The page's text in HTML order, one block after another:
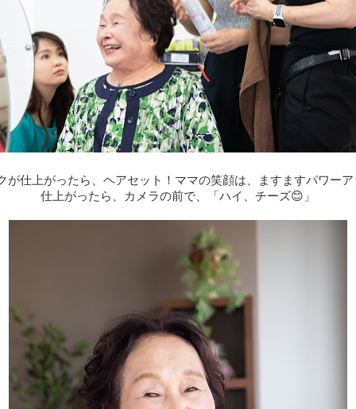
が仕上がったら、ヘアセット！ママの笑顔は、ますますパワー
仕上がったら、カメラの前で、「ハイ、チーズ😊」